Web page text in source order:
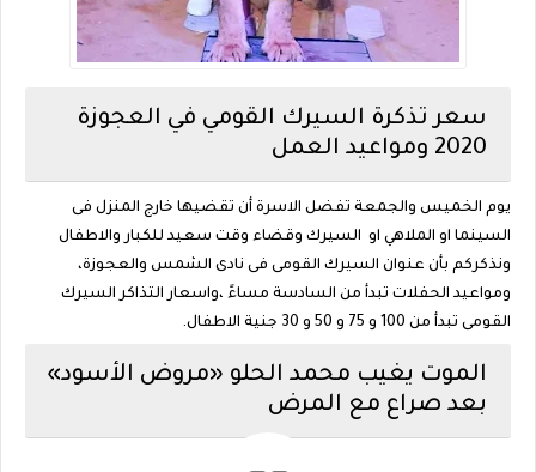
سعر تذكرة السيرك القومي في العجوزة
2020 ومواعيد العمل
يوم الخميس والجمعة تفضل الاسرة أن تقضيها خارج المنزل فى
السينما او الملاهي او السيرك وقضاء وقت سعيد للكبار والاطفال
ونذكركم بأن عنوان السيرك القومى فى نادى الشمس والعجوزة،
ومواعيد الحفلات تبدأ من السادسة مساءً ،واسعار التذاكر السيرك
القومى تبدأ من 100 و 75 و 50 و 30 جنية الاطفال.
الموت يغيب محمد الحلو «مروض الأسود»
بعد صراع مع المرض